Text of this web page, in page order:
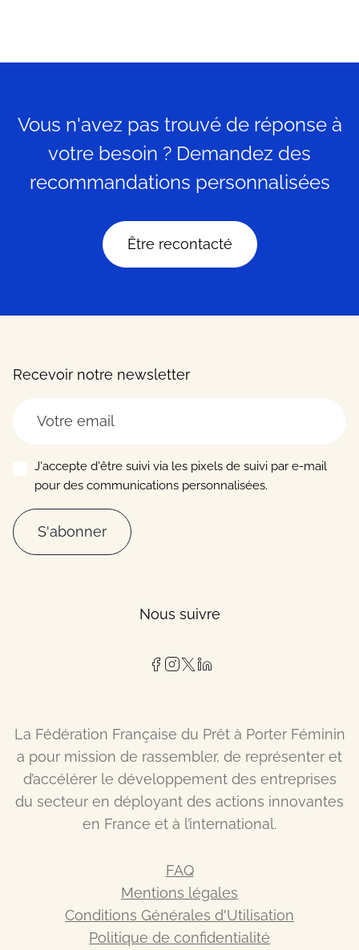
Vous n'avez pas trouvé de réponse à
votre besoin ? Demandez des
recommandations personnalisées
Être recontacté
Recevoir notre newsletter
J'accepte d'être suivi via les pixels de suivi par e-mail
pour des communications personnalisées.
S'abonner
Nous suivre
La Fédération Française du Prêt à Porter Féminin
a pour mission de rassembler, de représenter et
d’accélérer le développement des entreprises
du secteur en déployant des actions innovantes
en France et à l’international.
FAQ
Mentions légales
Conditions Générales d'Utilisation
Politique de confidentialité